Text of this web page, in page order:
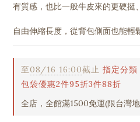
有質感，也比一般牛皮來的更硬挺
自由伸縮長度，從背包側面也能輕
至08/16 16:00截止 指定分類
包袋優惠2件95折3件88折
全店，全館滿1500免運(限台灣地